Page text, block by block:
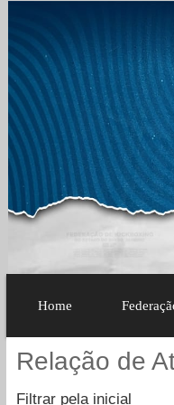
Home
Relação de
Filtrar pela inicial